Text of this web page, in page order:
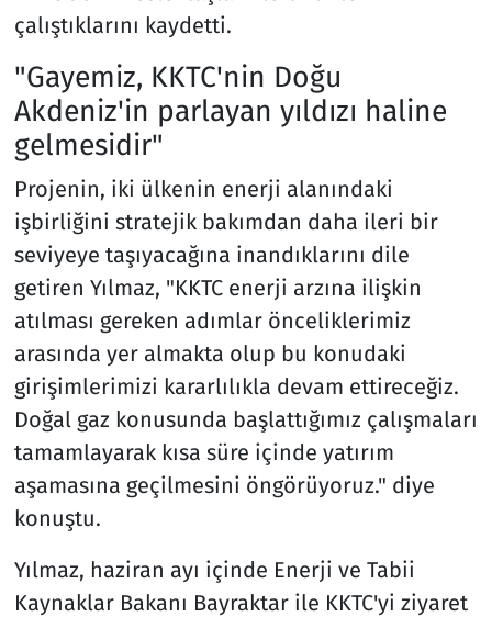
çalıştıklarını kaydetti.
"Gayemiz, KKTC'nin Doğu
Akdeniz'in parlayan yıldızı haline
gelmesidir"
Projenin, iki ülkenin enerji alanındaki
işbirliğini stratejik bakımdan daha ileri bir
seviyeye taşıyacağına inandıklarını dile
getiren Yılmaz, "KKTC enerji arzına ilişkin
atılması gereken adımlar önceliklerimiz
arasında yer almakta olup bu konudaki
girişimlerimizi kararlılıkla devam ettireceğiz.
Doğal gaz konusunda başlattığımız çalışmaları
tamamlayarak kısa süre içinde yatırım
aşamasına geçilmesini öngörüyoruz." diye
konuştu.
Yılmaz, haziran ayı içinde Enerji ve Tabii
Kaynaklar Bakanı Bayraktar ile KKTC'yi ziyaret